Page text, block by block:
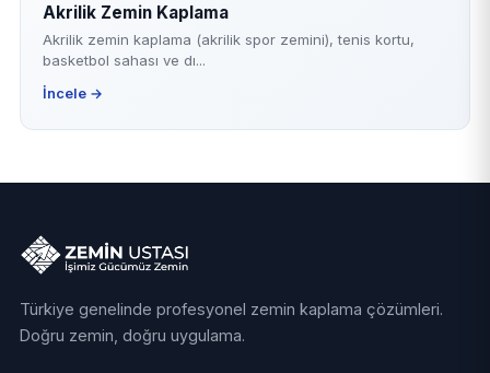
Akrilik Zemin Kaplama
Akrilik zemin kaplama (akrilik spor zemini), tenis kortu,
basketbol sahası ve dı...
İncele →
Türkiye genelinde profesyonel zemin kaplama çözümleri.
Doğru zemin, doğru uygulama.